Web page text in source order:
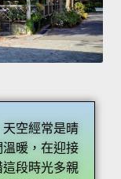
空經常是晴
暖，在迎接
段時光多親